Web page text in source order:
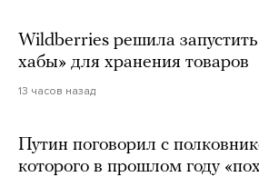
Wildberries решила
хабы» для хранения товаров
13 часов назад
Путин поговорил с
которого в прошлом году